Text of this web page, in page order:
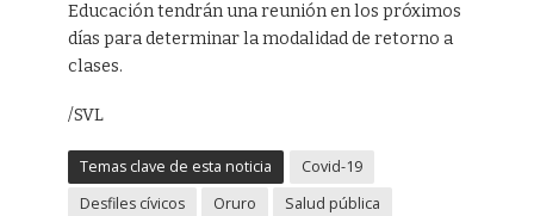
Educación tendrán una reunión en los próximos
días para determinar la modalidad de retorno a
clases.
/SVL
Temas clave de esta noticia
Covid-19
Desfiles cívicos
Oruro Salud pública